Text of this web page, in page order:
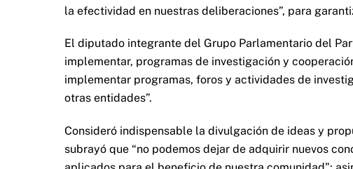
la efectividad en nuestras deliberaciones”, para
El diputado integrante del Grupo Parlamentario del
implementar, programas de investigación y
implementar programas, foros y actividades de
otras entidades”.
Consideró indispensable la divulgación de ideas y
subrayó que “no podemos dejar de adquirir nuevos